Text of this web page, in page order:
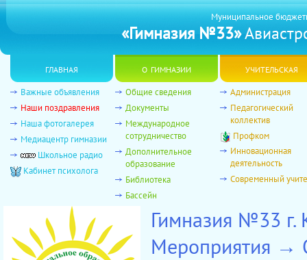
Муниципальное
«Гимназия №33»
главная о гимназии учительская
Важные объявления
Наши поздравления
Наша фотогалерея
Медиацентр гимназии
Школьное радио
Кабинет психолога
Общие сведения
Документы
Международное
сотрудничество
Дополнительное
образование
Библиотека
Бассейн
Администрация
Педагогический
коллектив
Профком
Инновационная
деятельность
Современный
Гимназия №33 г.
Мероприятия →